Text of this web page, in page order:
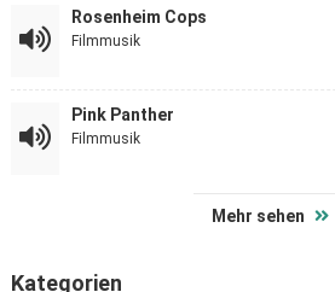
Rosenheim Cops
Filmmusik
Pink Panther
Filmmusik
Mehr sehen
Kategorien